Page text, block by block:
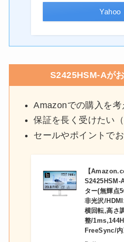
Yahoo
S2425HSM-Aが
Amazonでの購入を考
保証を長く受けたい（
セールやポイントで
【
S2425HSM-
ター(無輝点
非光沢/
横回転,高さ
整/
FreeSync/